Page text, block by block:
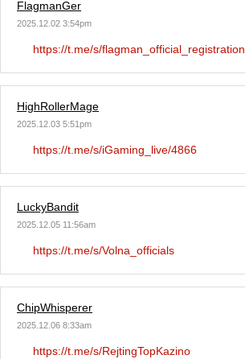
FlagmanGer
2025.12.02 3:54pm
https://t.me/s/flagman_official_registration
HighRollerMage
2025.12.03 5:51pm
https://t.me/s/iGaming_live/4866
LuckyBandit
2025.12.05 11:56am
https://t.me/s/Volna_officials
ChipWhisperer
2025.12.06 8:33am
https://t.me/s/RejtingTopKazino